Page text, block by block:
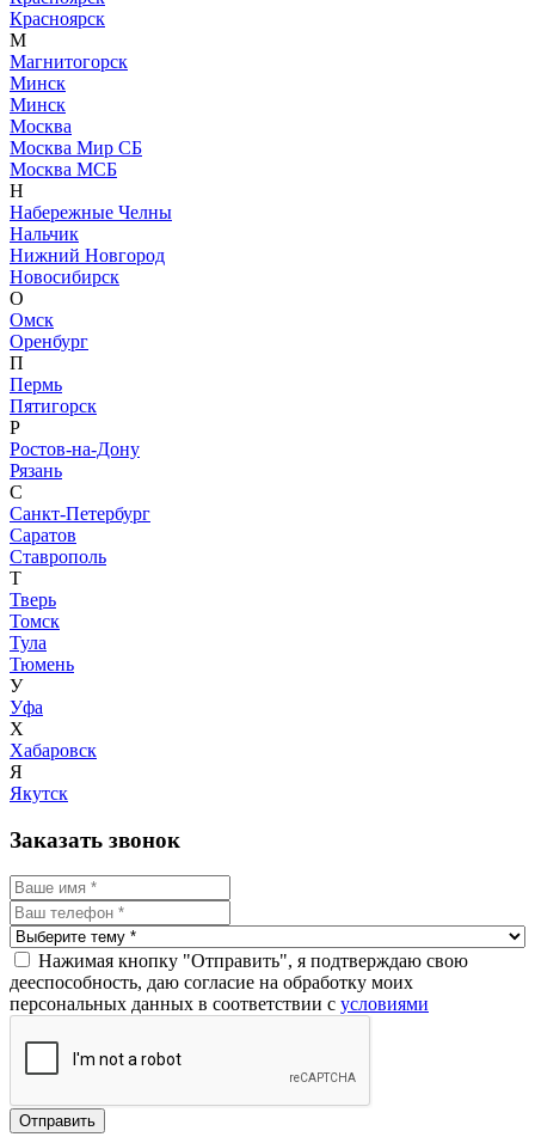
Красноярск
М
Магнитогорск
Минск
Минск
Москва
Москва Мир СБ
Москва МСБ
Н
Набережные Челны
Нальчик
Нижний Новгород
Новосибирск
О
Омск
Оренбург
П
Пермь
Пятигорск
Р
Ростов-на-Дону
Рязань
С
Санкт-Петербург
Саратов
Ставрополь
Т
Тверь
Томск
Тула
Тюмень
У
Уфа
Х
Хабаровск
Я
Якутск
Заказать звонок
Нажимая кнопку "Отправить", я подтверждаю свою
дееспособность, даю согласие на обработку моих
персональных данных в соответствии с условиями